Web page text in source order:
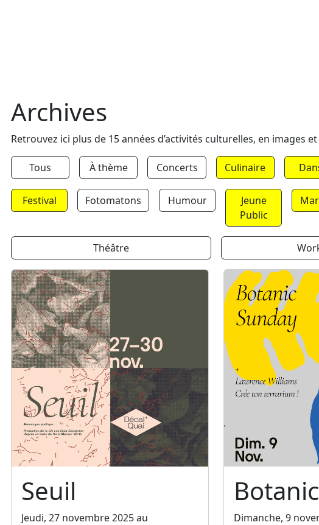
Archives
Retrouvez ici plus de 15 années d’activités culturelles, en images
Tous À thème Concerts Culinaire
Festival Fotomatons Humour
Jeune
Public
Théâtre
Seuil
Jeudi, 27 novembre 2025 au
Dimanche, 9